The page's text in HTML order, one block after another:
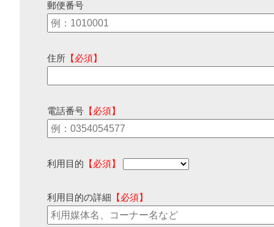
郵便番号
住所 【必須】
電話番号 【必須】
利用目的 【必須】
利用目的の詳細 【必須】